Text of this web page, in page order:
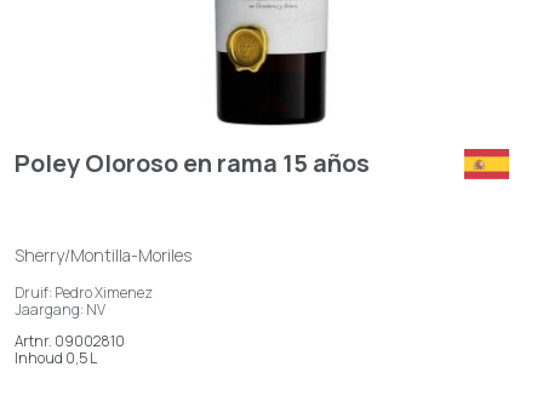
Poley Oloroso en rama 15 años
Sherry/Montilla-Moriles
Druif: Pedro Ximenez
Jaargang: NV
Artnr. 09002810
Inhoud 0,5 L